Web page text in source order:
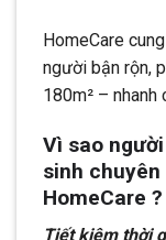
HomeCare
người bận rộn,
180m² – nhanh
Vì sao
sinh
HomeCare ?
Tiết kiệm thời